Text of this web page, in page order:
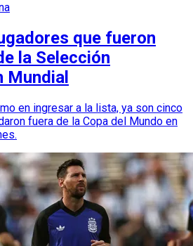
que fueron
la Selección
Mundial
en ingresar a la lista, ya son cinco
fuera de la Copa del Mundo en